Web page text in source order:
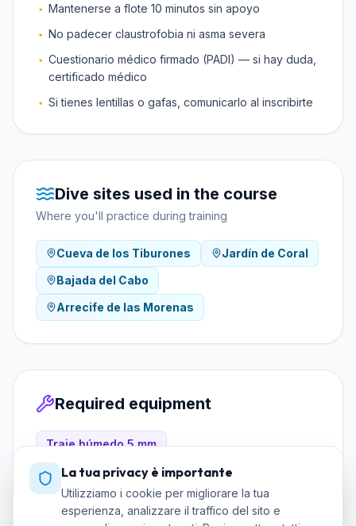
Mantenerse a flote 10 minutos sin apoyo
No padecer claustrofobia ni asma severa
Cuestionario médico firmado (PADI) — si hay duda,
certificado médico
Si tienes lentillas o gafas, comunicarlo al inscribirte
Dive sites used in the course
Where you'll practice during training
Cueva de los Tiburones
Jardín de Coral
Bajada del Cabo
Arrecife de las Morenas
Required equipment
Traje húmedo 5 mm
ABC (máscara, snorkel, aletas) — opcional
propio
Linterna de mano (opcional)
La tua privacy è importante
Utilizziamo i cookie per migliorare la tua
esperienza, analizzare il traffico del sito e